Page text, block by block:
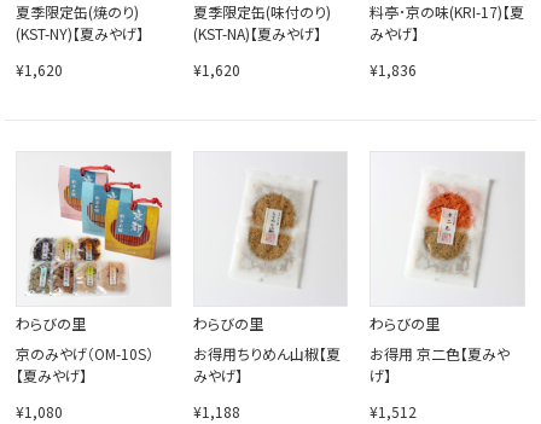
夏季限定缶(焼のり)
(KST-NY)【夏みやげ】
¥1,620
夏季限定缶(味付のり)
(KST-NA)【夏みやげ】
¥1,620
料亭･京の味(KRI-17)【夏
みやげ】
¥1,836
わらびの里
京のみやげ（OM-10S）
【夏みやげ】
¥1,080
わらびの里
お得用ちりめん山椒【夏
みやげ】
¥1,188
わらびの里
お得用 京二色【夏みや
げ】
¥1,512